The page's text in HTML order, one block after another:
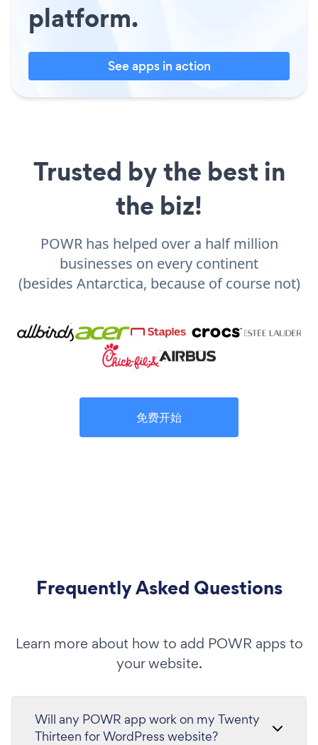
platform.
See apps in action
Trusted by the best in
the biz!
POWR has helped over a half million
businesses on every continent
(besides Antarctica, because of course not)
免费开始
Frequently Asked Questions
Learn more about how to add POWR apps to
your website.
Will any POWR app work on my Twenty
Thirteen for WordPress website?